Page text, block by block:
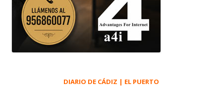
DIARIO DE CÁDIZ | EL PUERTO